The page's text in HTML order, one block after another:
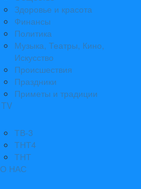
Здоровье и красота
Финансы
Политика
Музыка, Театры, Кино,
Искусство
Происшествия
Праздники
Приметы и традиции
TV
ТВ-3
ТНТ4
ТНТ
О НАС